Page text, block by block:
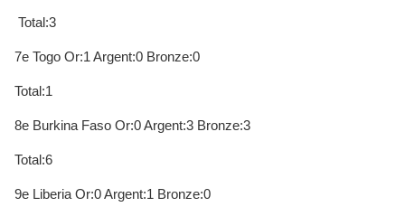
Total:3
7e Togo Or:1 Argent:0 Bronze:0
Total:1
8e Burkina Faso Or:0 Argent:3 Bronze:3
Total:6
9e Liberia Or:0 Argent:1 Bronze:0